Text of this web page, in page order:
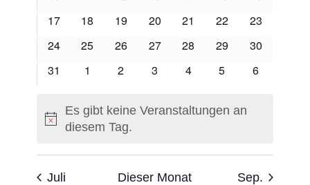
0
17
0
18
0
19
0
20
0
21
0
22
0
23
0
24
0
25
0
26
0
27
0
28
0
29
0
30
0
31
0
1
0
2
0
3
0
4
0
5
0
6
Hinweis
Es gibt keine Veranstaltungen an
diesem Tag.
Juli Dieser Monat Sep.